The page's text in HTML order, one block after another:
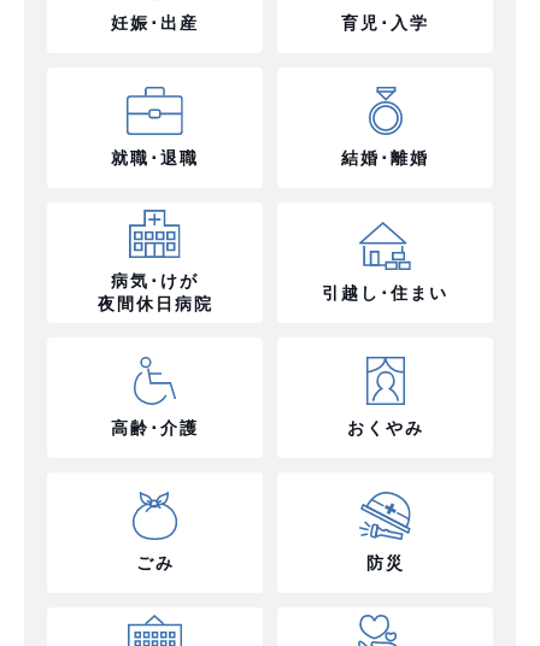
妊娠･出産 育児･入学
就職･退職 結婚･離婚
病気･けが
夜間休日病院
引越し･住まい
高齢･介護 おくやみ
ごみ 防災